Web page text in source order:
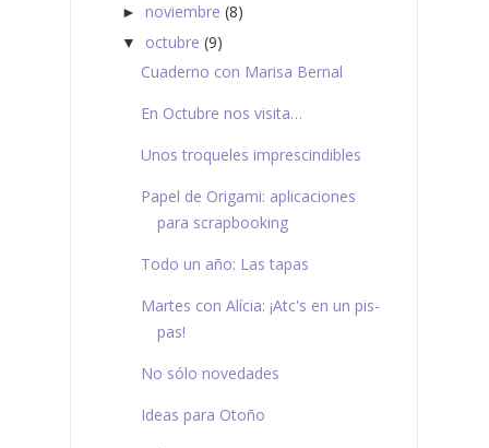
► noviembre (8)
▼ octubre (9)
Cuaderno con Marisa Bernal
En Octubre nos visita…
Unos troqueles imprescindibles
Papel de Origami: aplicaciones
para scrapbooking
Todo un año: Las tapas
Martes con Alícia: ¡Atc's en un pis-
pas!
No sólo novedades
Ideas para Otoño